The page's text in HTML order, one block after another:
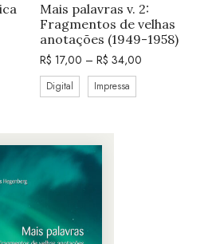
Mais palavras v. 2:
Fragmentos de velhas
anotações (1949-1958)
R$ 17,00 – R$ 34,00
Digital Impressa